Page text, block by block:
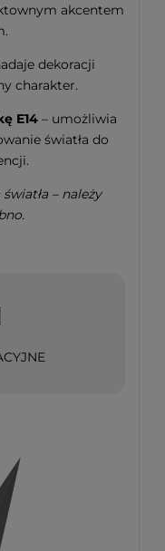
akcentem
dekoracji
charakter.
E14 – umożliwia
światła do
– należy